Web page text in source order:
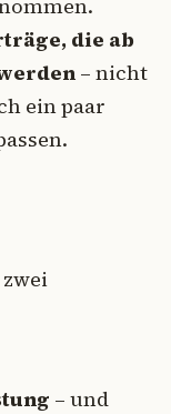
die ab
– nicht
ein paar
– und